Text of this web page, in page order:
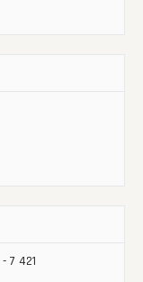
- 7 421